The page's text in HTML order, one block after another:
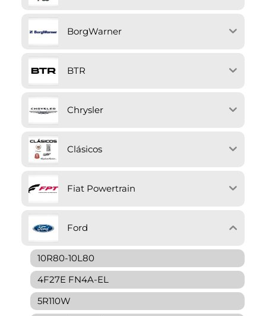
BorgWarner
BTR
Chrysler
Clásicos
Fiat Powertrain
Ford
10R80-10L80
4F27E FN4A-EL
5R110W